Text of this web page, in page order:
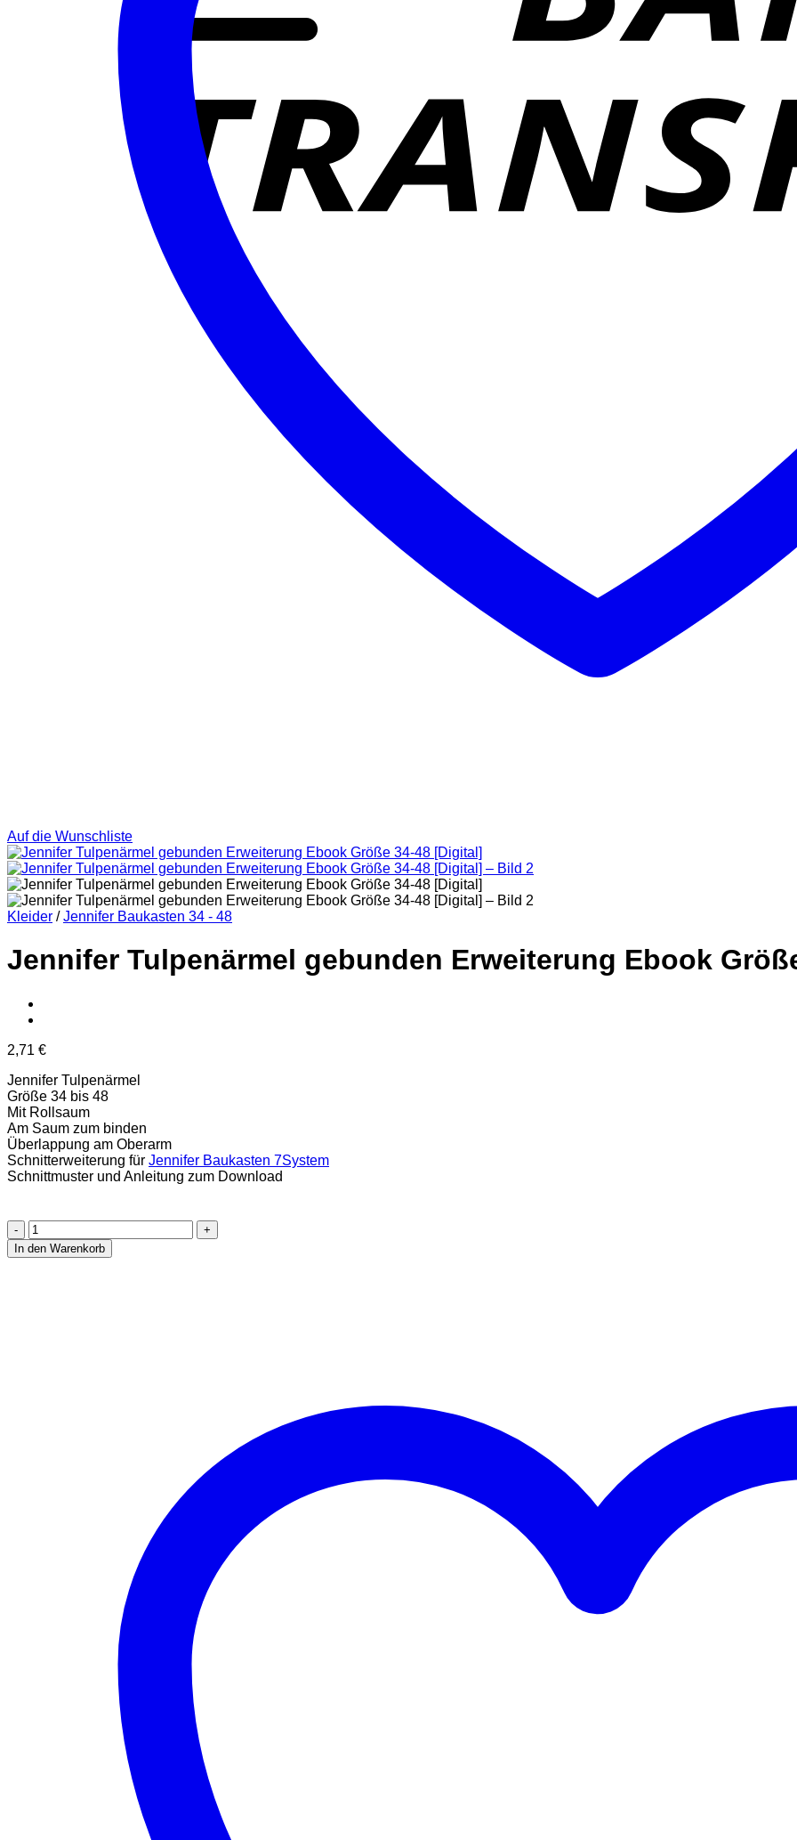
Auf die Wunschliste
Kleider / Jennifer Baukasten 34 - 48
Jennifer Tulpenärmel gebunden Erweiterung Ebook
2,71 €
Jennifer Tulpenärmel
Größe 34 bis 48
Mit Rollsaum
Am Saum zum binden
Überlappung am Oberarm
Schnitterweiterung für Jennifer Baukasten 7System
Schnittmuster und Anleitung zum Download
Jennifer
Tulpenärmel
gebunden
In den Warenkorb